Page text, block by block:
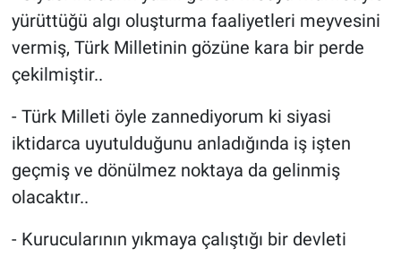
yürüttüğü algı oluşturma faaliyetleri meyvesini
vermiş, Türk Milletinin gözüne kara bir perde
çekilmiştir..
- Türk Milleti öyle zannediyorum ki siyasi
iktidarca uyutulduğunu anladığında iş işten
geçmiş ve dönülmez noktaya da gelinmiş
olacaktır..
- Kurucularının yıkmaya çalıştığı bir devleti